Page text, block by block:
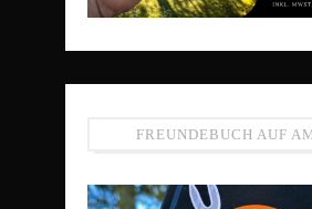
FREUNDEBUCH AUF